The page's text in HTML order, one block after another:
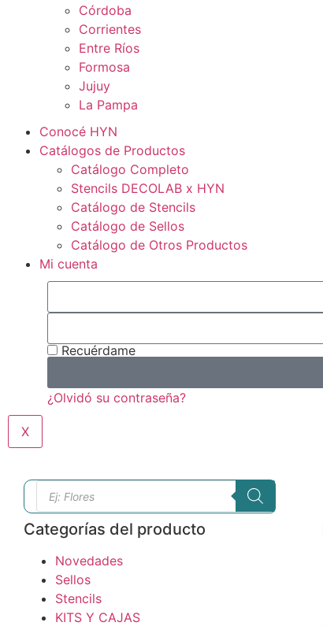
Córdoba
Corrientes
Entre Ríos
Formosa
Jujuy
La Pampa
Conocé HYN
Catálogos de Productos
Catálogo Completo
Stencils DECOLAB x HYN
Catálogo de Stencils
Catálogo de Sellos
Catálogo de Otros Productos
Mi cuenta
Recuérdame
¿Olvidó su contraseña?
X
Categorías del producto
Novedades
Sellos
Stencils
KITS Y CAJAS